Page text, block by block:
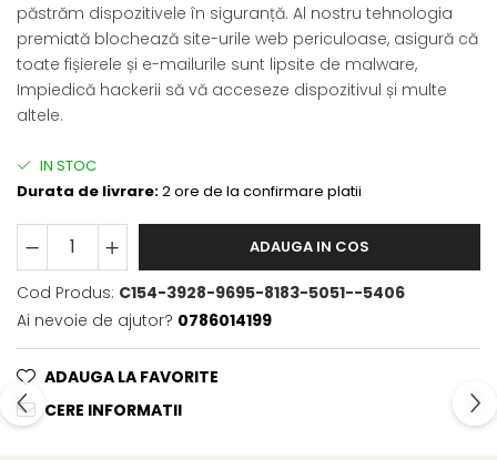
păstrăm dispozitivele în siguranță. Al nostru tehnologia
premiată blochează site-urile web periculoase, asigură că
toate fișierele și e-mailurile sunt lipsite de malware,
Impiedică hackerii să vă acceseze dispozitivul și multe
altele.
IN STOC
Durata de livrare:2 ore de la confirmare platii
ADAUGA IN COS
Cod Produs: C154-3928-9695-8183-5051--5406
Ai nevoie de ajutor? 0786014199
ADAUGA LA FAVORITE
CERE INFORMATII